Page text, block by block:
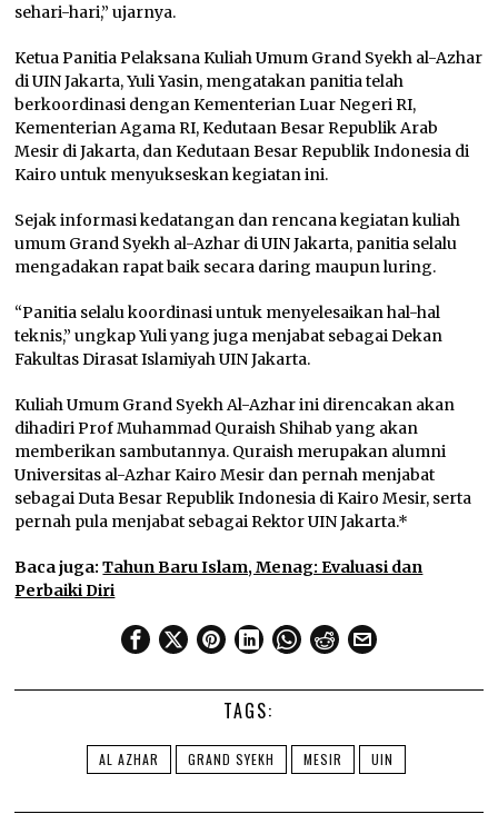
sehari-hari,” ujarnya.
Ketua Panitia Pelaksana Kuliah Umum Grand Syekh al-Azhar
di UIN Jakarta, Yuli Yasin, mengatakan panitia telah
berkoordinasi dengan Kementerian Luar Negeri RI,
Kementerian Agama RI, Kedutaan Besar Republik Arab
Mesir di Jakarta, dan Kedutaan Besar Republik Indonesia di
Kairo untuk menyukseskan kegiatan ini.
Sejak informasi kedatangan dan rencana kegiatan kuliah
umum Grand Syekh al-Azhar di UIN Jakarta, panitia selalu
mengadakan rapat baik secara daring maupun luring.
“Panitia selalu koordinasi untuk menyelesaikan hal-hal
teknis,” ungkap Yuli yang juga menjabat sebagai Dekan
Fakultas Dirasat Islamiyah UIN Jakarta.
Kuliah Umum Grand Syekh Al-Azhar ini direncakan akan
dihadiri Prof Muhammad Quraish Shihab yang akan
memberikan sambutannya. Quraish merupakan alumni
Universitas al-Azhar Kairo Mesir dan pernah menjabat
sebagai Duta Besar Republik Indonesia di Kairo Mesir, serta
pernah pula menjabat sebagai Rektor UIN Jakarta.*
Baca juga:Tahun Baru Islam, Menag: Evaluasi dan
Perbaiki Diri
TAGS:
AL AZHAR GRAND SYEKH MESIR UIN